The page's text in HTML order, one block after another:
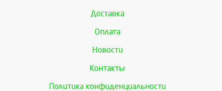
Доставка
Оплата
Новости
Контакты
Политика конфиденциальности